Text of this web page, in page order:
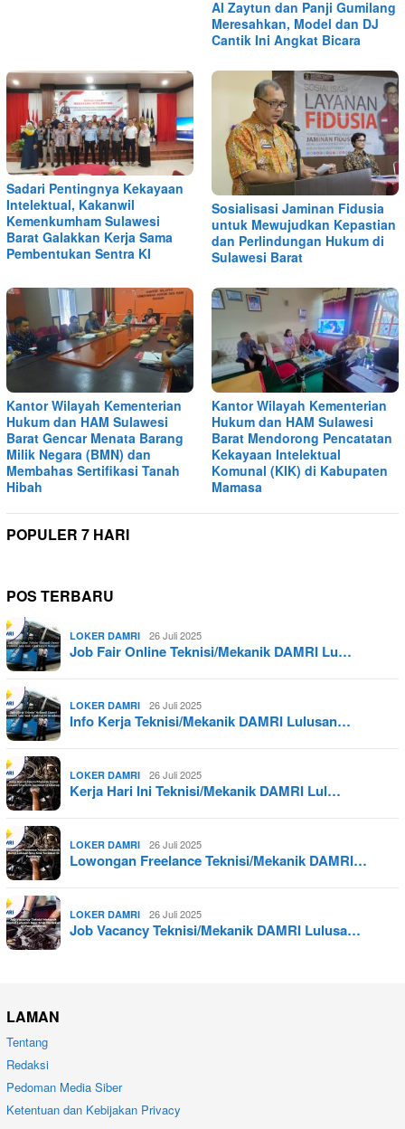
Al Zaytun dan Panji Gumilang
Meresahkan, Model dan DJ
Cantik Ini Angkat Bicara
Sadari Pentingnya Kekayaan
Intelektual, Kakanwil
Kemenkumham Sulawesi
Barat Galakkan Kerja Sama
Pembentukan Sentra KI
Sosialisasi Jaminan Fidusia
untuk Mewujudkan Kepastian
dan Perlindungan Hukum di
Sulawesi Barat
Kantor Wilayah Kementerian
Hukum dan HAM Sulawesi
Barat Gencar Menata Barang
Milik Negara (BMN) dan
Membahas Sertifikasi Tanah
Hibah
Kantor Wilayah Kementerian
Hukum dan HAM Sulawesi
Barat Mendorong Pencatatan
Kekayaan Intelektual
Komunal (KIK) di Kabupaten
Mamasa
POPULER 7 HARI
POS TERBARU
LOKER DAMRI 26 Juli 2025
Job Fair Online Teknisi/Mekanik DAMRI Lu…
LOKER DAMRI 26 Juli 2025
Info Kerja Teknisi/Mekanik DAMRI Lulusan…
LOKER DAMRI 26 Juli 2025
Kerja Hari Ini Teknisi/Mekanik DAMRI Lul…
LOKER DAMRI 26 Juli 2025
Lowongan Freelance Teknisi/Mekanik DAMRI…
LOKER DAMRI 26 Juli 2025
Job Vacancy Teknisi/Mekanik DAMRI Lulusa…
LAMAN
Tentang
Redaksi
Pedoman Media Siber
Ketentuan dan Kebijakan Privacy